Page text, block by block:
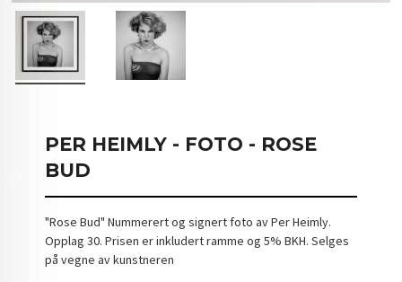
PER HEIMLY - FOTO - ROSE
BUD
"Rose Bud" Nummerert og signert foto av Per Heimly.
Opplag 30. Prisen er inkludert ramme og 5% BKH. Selges
på vegne av kunstneren